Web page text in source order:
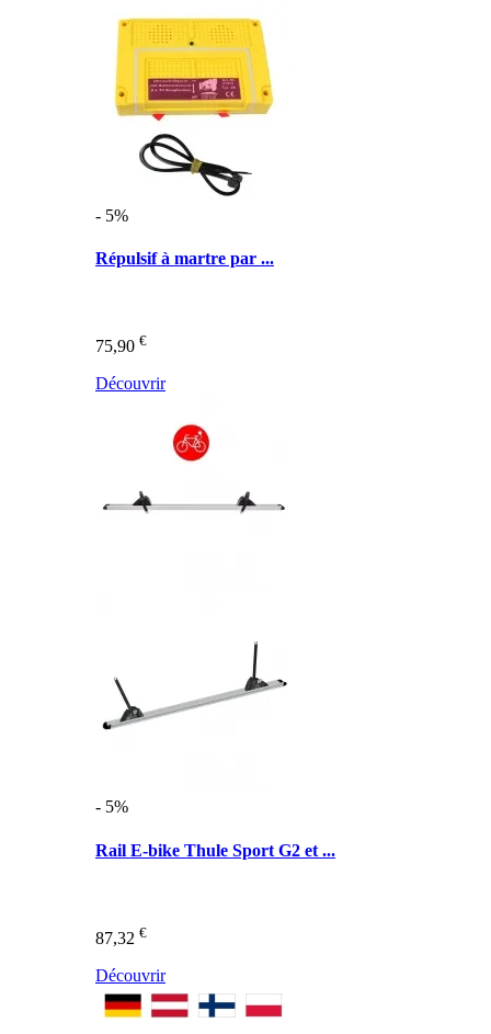
- 5%
Répulsif à martre par ...
75,90 €
Découvrir
- 5%
Rail E-bike Thule Sport G2 et ...
87,32 €
Découvrir